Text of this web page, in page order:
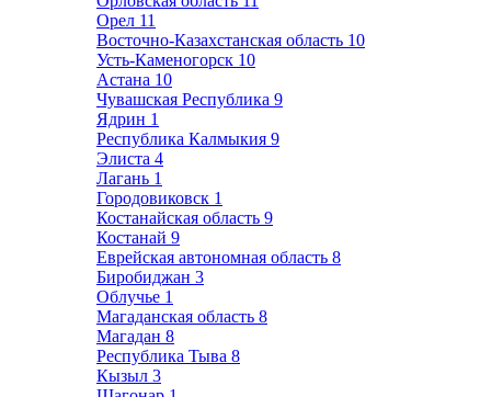
Орел 11
Восточно-Казахстанская область 10
Усть-Каменогорск 10
Астана 10
Чувашская Республика 9
Ядрин 1
Республика Калмыкия 9
Элиста 4
Лагань 1
Городовиковск 1
Костанайская область 9
Костанай 9
Еврейская автономная область 8
Биробиджан 3
Облучье 1
Магаданская область 8
Магадан 8
Республика Тыва 8
Кызыл 3